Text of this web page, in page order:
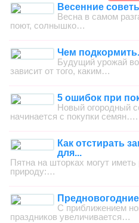
Весенние
Весна в самом
поют, солнышко…
Чем
Будущий урожай
зависит от того, каким…
5 ошибок при
Новый огородный
начинается с покупки семян….
Как отстирать
для...
Пятна на шторках могут
природу:…
С приближением
праздников увеличивается…